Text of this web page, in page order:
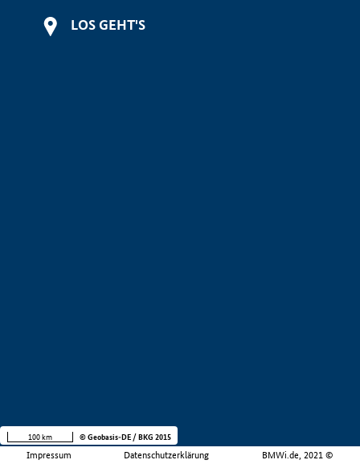
LOS GEHT'S
Impressum Datenschutzerklärung BMWi.de, 2021 ©
100 km © Geobasis-DE / BKG 2015